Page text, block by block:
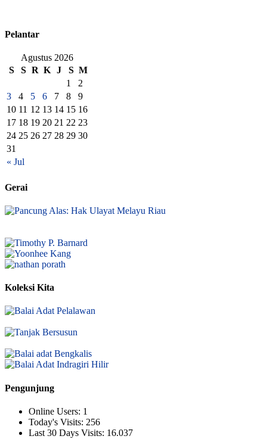
Pelantar
Agustus 2026
S
S R K J S M
« Jul
1
2
3
4 5 6 7 8
9
10 11 12 13 14 15 16
17 18 19 20 21 22 23
24 25 26 27 28 29 30
31
Gerai
Koleksi Kita
Pengunjung
Online Users: 1
Today's Visits: 256
Last 30 Days Visits: 16.037